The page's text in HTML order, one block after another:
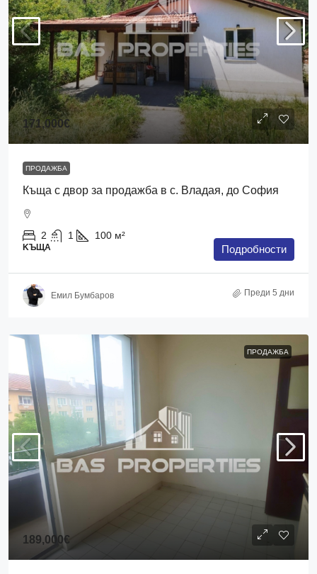
171,000€
ПРОДАЖБА
Къща с двор за продажба в с. Владая, до София
2 1 100 м²
KЪЩА Подробности
Емил Бумбаров Преди 5 дни
ПРОДАЖБА
189,000€